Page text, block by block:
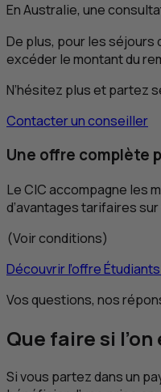
En Australie, une
De plus, pour les séjours
excéder le montant du
N’hésitez plus et partez
Contacter un conseiller
Une offre complète
LeCICaccompagne les
d’avantages tarifaires
(Voir conditions)
Découvrir l’offre Étudiants
Vos questions, nos
Que faire si l’on
Si vous partez dans un